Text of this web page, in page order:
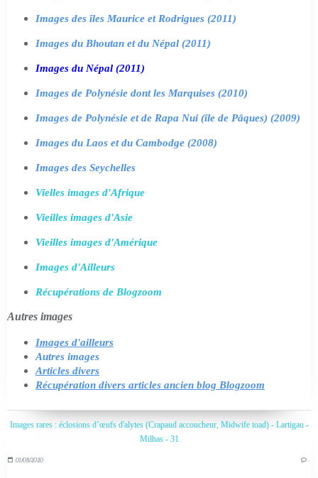
Images rares : éclosions d’œufs d'alytes (Crapaud accoucheur, Midwife toad) - Lartigau -
Milhas - 31
01/08/2020 …
Images des îles Maurice et Rodrigues (2011)
Images du Bhoutan et du Népal (2011)
Images du Népal (2011)
Images de Polynésie dont les Marquises (2010)
Images de Polynésie et de Rapa Nui (île de Pâques) (2009)
Images du Laos et du Cambodge (2008)
Images des Seychelles
Vielles images d'Afrique
Vieilles images d'Asie
Vieilles images d'Amérique
Images d'Ailleurs
Récupérations de Blogzoom
Autres images
Images d'ailleurs
Autres images
Articles divers
Récupération divers articles ancien blog Blogzoom